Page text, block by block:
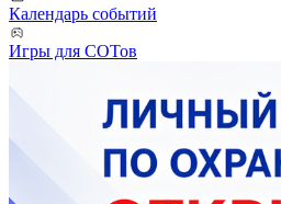
Календарь событий
Игры для СОТов